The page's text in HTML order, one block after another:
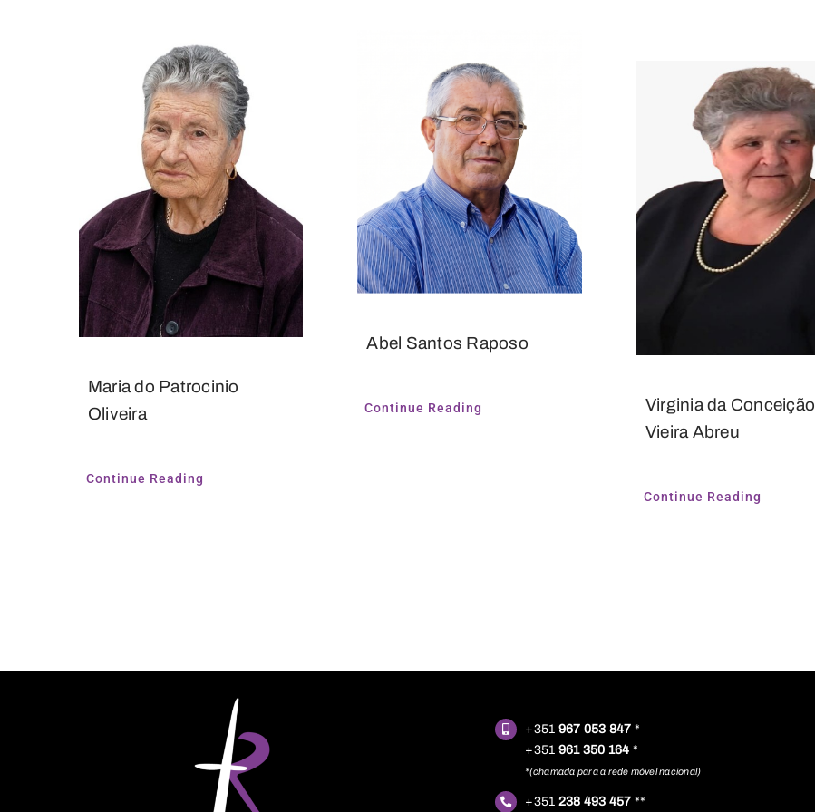
Maria do Patrocinio
Oliveira
Continue Reading
Abel Santos Raposo
Continue Reading
Virginia da Conceição
Vieira Abreu
Continue Reading
+351 967 053 847 *
+351 961 350 164 *
*(chamada para a rede móvel nacional)
+351 238 493 457 **